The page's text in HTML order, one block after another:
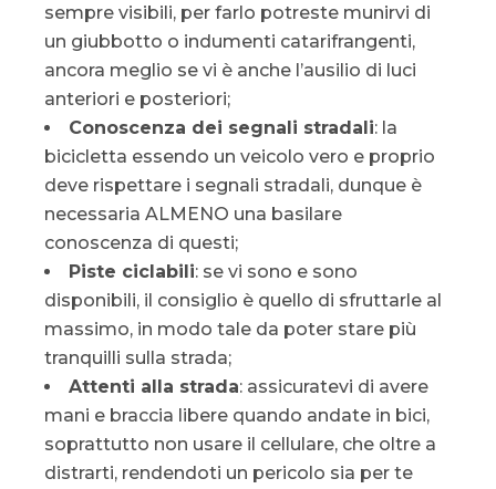
sempre visibili, per farlo potreste munirvi di
un giubbotto o indumenti catarifrangenti,
ancora meglio se vi è anche l’ausilio di luci
anteriori e posteriori;
Conoscenza dei segnali stradali: la
bicicletta essendo un veicolo vero e proprio
deve rispettare i segnali stradali, dunque è
necessaria ALMENO una basilare
conoscenza di questi;
Piste ciclabili: se vi sono e sono
disponibili, il consiglio è quello di sfruttarle al
massimo, in modo tale da poter stare più
tranquilli sulla strada;
Attenti alla strada: assicuratevi di avere
mani e braccia libere quando andate in bici,
soprattutto non usare il cellulare, che oltre a
distrarti, rendendoti un pericolo sia per te